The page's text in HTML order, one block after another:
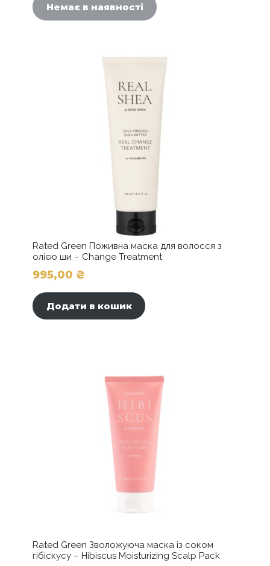
Немає в наявності
Rated Green Поживна маска для волосся з
олією ши – Change Treatment
995,00 ₴
Додати в кошик
Rated Green Зволожуюча маска із соком
гібіскусу – Hibiscus Moisturizing Scalp Pack